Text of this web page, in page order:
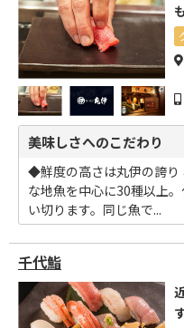
美味しさへのこだわり
◆鮮度の高さは丸伊の誇り
な地魚を中心に30種以上
い切ります。同じ魚で...
千代鮨